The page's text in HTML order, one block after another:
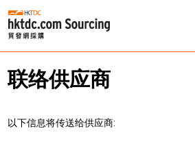
联络供应商
以下信息将传送给供应商: